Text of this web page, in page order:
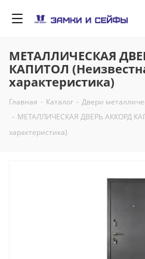
МЕТАЛЛИЧЕСКАЯ
КАПИТОЛ
характеристика)
Главная - Каталог - Двери
- МЕТАЛЛИЧЕСКАЯ ДВЕРЬ АККОРД
характеристика)